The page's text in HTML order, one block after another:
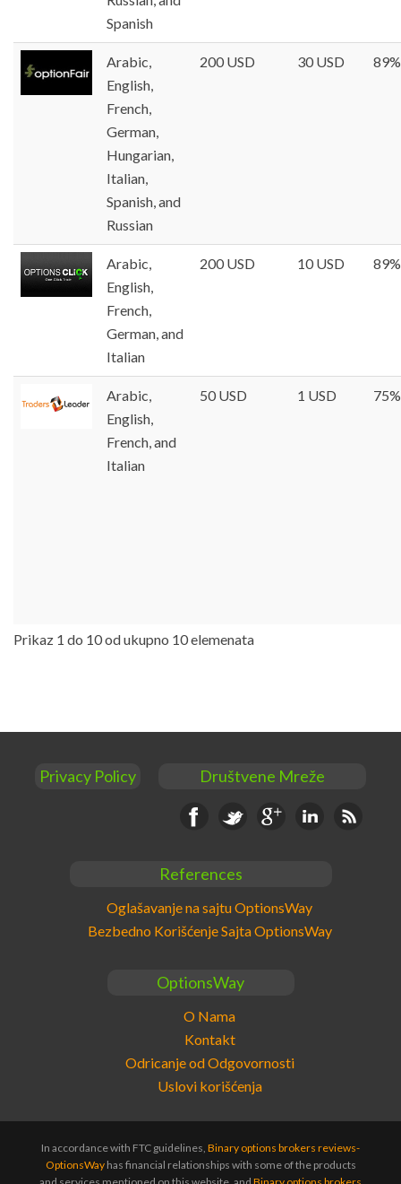
Spanish
Arabic,
English,
French,
German,
Hungarian,
Italian,
Spanish, and
Russian
200 USD 30 USD 89%
Arabic,
English,
French,
German, and
Italian
200 USD 10 USD 89%
Arabic,
English,
French, and
Italian
50 USD 1 USD 75%
Prikaz 1 do 10 od ukupno 10 elemenata
Privacy Policy Društvene Mreže
FacebookTwitter Google+LinkedinRSS
References
Oglašavanje na sajtu OptionsWay
Bezbedno Korišćenje Sajta OptionsWay
OptionsWay
O Nama
Kontakt
Odricanje od Odgovornosti
Uslovi korišćenja
In accordance with FTC guidelines, Binary options brokers reviews-
OptionsWayhas financial relationships with some of the products
and services mentioned on this website, and Binary options brokers